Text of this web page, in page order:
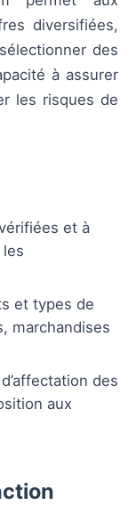
diversifiées,
des
à assurer
les risques de
et à
et types de
marchandises
des
aux